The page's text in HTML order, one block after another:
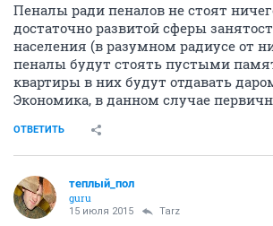
Пеналы ради пеналов не стоят
достаточно развитой сферы
населения (в разумном радиусе от
пеналы будут стоять пустыми
квартиры в них будут отдавать
Экономика, в данном случае
ОТВЕТИТЬ
теплый_пол
guru
15 июля 2015 Tarz